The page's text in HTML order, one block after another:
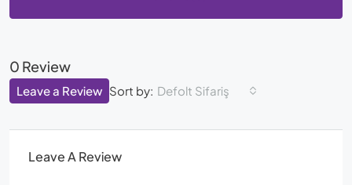
0 Review
Sort by: Defolt Sifariş
Leave a Review
Leave A Review